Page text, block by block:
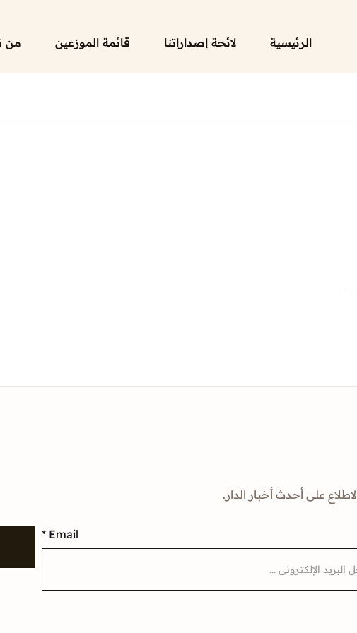
الرئيسية لائحة إصداراتنا قائمة الموزعين من
على أحدث أخبار الدار.
Email
*